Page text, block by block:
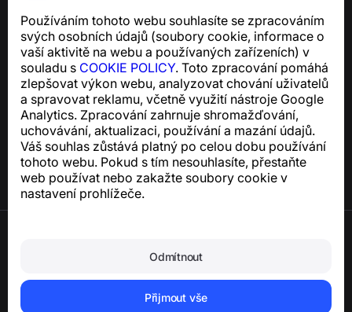
Používáním tohoto webu souhlasíte se zpracováním
svých osobních údajů (soubory cookie, informace o
vaší aktivitě na webu a používaných zařízeních) v
souladu s COOKIE POLICY. Toto zpracování pomáhá
zlepšovat výkon webu, analyzovat chování uživatelů
a spravovat reklamu, včetně využití nástroje Google
Analytics. Zpracování zahrnuje shromažďování,
uchovávání, aktualizaci, používání a mazání údajů.
Váš souhlas zůstává platný po celou dobu používání
tohoto webu. Pokud s tím nesouhlasíte, přestaňte
web používat nebo zakažte soubory cookie v
nastavení prohlížeče.
Odmítnout
Přijmout vše
Pro dotazy týkající se souladu s GDPR:
support@numbuster.com
Centrum nápovědy
Zprávy a články
O projektu
Kontakty
Zásady používání souborů cookie
Smazání účtu a osobních údajů